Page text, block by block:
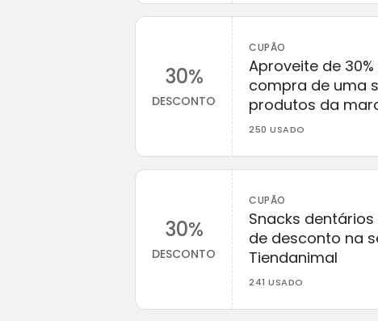
30%
DESCONTO
CUPÃO
Aproveite de
compra de uma
produtos da
250 USADO
30%
DESCONTO
CUPÃO
Snacks
de desconto na
Tiendanimal
241 USADO